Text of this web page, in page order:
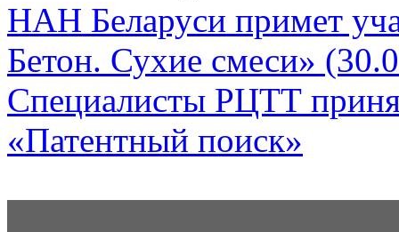
НАН Беларуси примет
Бетон. Сухие смеси»
Специалисты РЦТТ
«Патентный поиск»